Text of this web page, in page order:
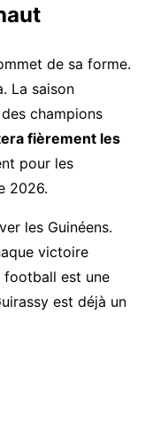
de sa forme.
La saison
champions
fièrement les
pour les
2026.
les Guinéens.
victoire
football est une
est déjà un